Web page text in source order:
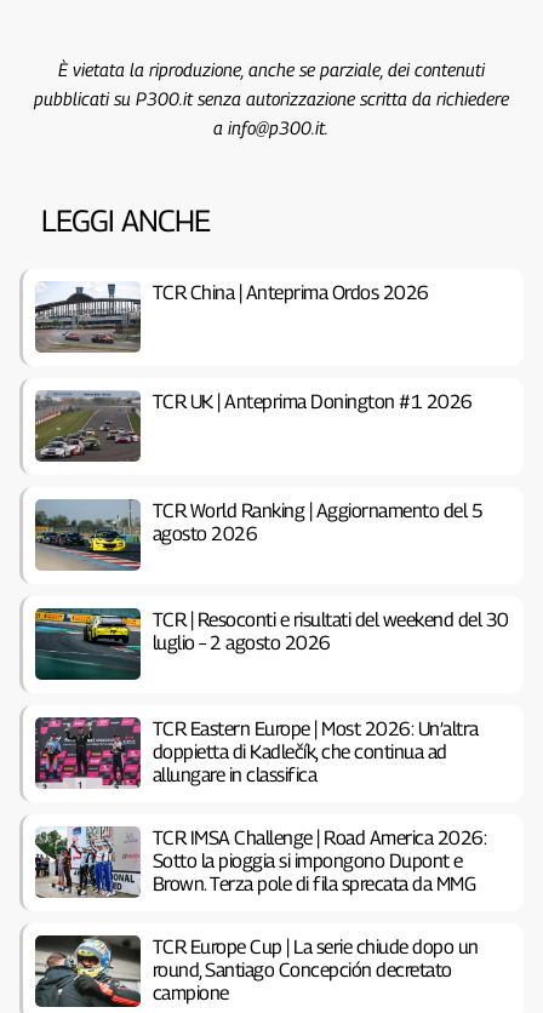
È vietata la riproduzione, anche se parziale, dei contenuti
pubblicati su P300.it senza autorizzazione scritta da richiedere
a info@p300.it.
LEGGI ANCHE
TCR China | Anteprima Ordos 2026
TCR UK | Anteprima Donington #1 2026
TCR World Ranking | Aggiornamento del 5
agosto 2026
TCR | Resoconti e risultati del weekend del 30
luglio – 2 agosto 2026
TCR Eastern Europe | Most 2026: Un’altra
doppietta di Kadlečík, che continua ad
allungare in classifica
TCR IMSA Challenge | Road America 2026:
Sotto la pioggia si impongono Dupont e
Brown. Terza pole di fila sprecata da MMG
TCR Europe Cup | La serie chiude dopo un
round, Santiago Concepción decretato
campione